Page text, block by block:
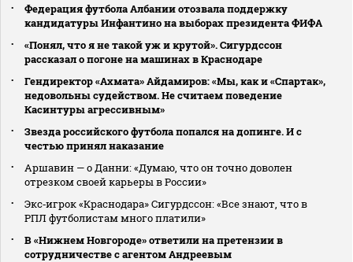
Федерация футбола Албании отозвала поддержку
кандидатуры Инфантино на выборах президента ФИФА
«Понял, что я не такой уж и крутой». Сигурдссон
рассказал о погоне на машинах в Краснодаре
Гендиректор «Ахмата» Айдамиров: «Мы, как и «Спартак»,
недовольны судейством. Не считаем поведение
Касинтуры агрессивным»
Звезда российского футбола попался на допинге. И с
честью принял наказание
Аршавин — о Данни: «Думаю, что он точно доволен
отрезком своей карьеры в России»
Экс‑игрок «Краснодара» Сигурдссон: «Все знают, что в
РПЛ футболистам много платили»
В «Нижнем Новгороде» ответили на претензии в
сотрудничестве с агентом Андреевым